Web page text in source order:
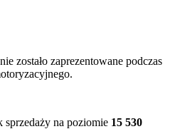
zostało zaprezentowane podczas
na poziomie 15 530